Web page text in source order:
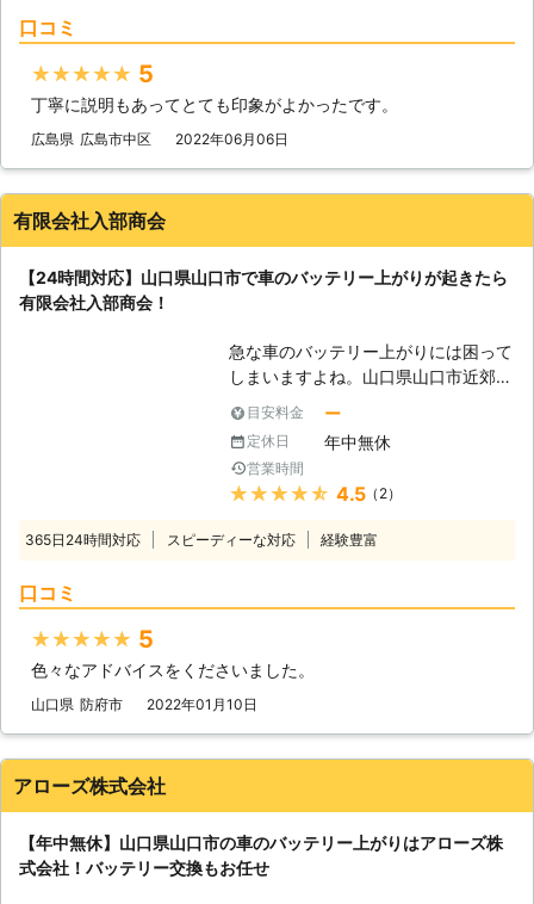
てしまったからです。車のエンジンは
バッテリー内の電気を利用して動きだ
って動かなくなってしまいます。
できます 車のバッテリーが上がって
しまったことに気づくのは、車を運転
しようとしたけれどうんともすんとも
動かないときです。実際に運転をしよ
うとしたその瞬間に気が付くので、時
間的に余裕がないことも多いでしょ
社クイックキャット」の出番です！弊
えて準備しているからこそ、お客様か
けることができるのです。 また最短
30分で対応できるので、バッテリー
のトラブルに迅速に解決して、車を走
らせることが可能です。お客様がすぐ
にでも運転ができる状況になるように
ッテリーが上がった時はぜひ弊社をご
利用くださいませ。
口コミ
★★★★★ 5
丁寧に説明もあってとても印象がよかったです。
広島県 広島市中区 2022年06月06日
有限会社入部商会
【24時間対応】山口県山口市で車のバッテリー上がりが起きたら
有限会社入部商会！
急な車のバッテリー上がりには困って
しまいますよね。山口県山口市近郊に
て「バッテリーが上がってしまっ
た！」というときは、有限会社入部商
会にお任せください。お客様の元に駆
け付けま
す。
<24
時間対応！深夜や早朝でもお任せ> 車
きには、私たち有限会社入部商会にお
任せください。 当店は24時間対応し
らまずはご相談ください。 <山口市で
対応！近郊エリアに密着> 山口県山口
目安料金 ー
定休日 年中無休
営業時間
★★★★★ 4.5（2）
365日24時間対応 スピーディーな対応 経験豊富
口コミ
★★★★★ 5
色々なアドバイスをくださいました。
山口県 防府市 2022年01月10日
アローズ株式会社
【年中無休】山口県山口市の車のバッテリー上がりはアローズ株
式会社！バッテリー交換もお任せ